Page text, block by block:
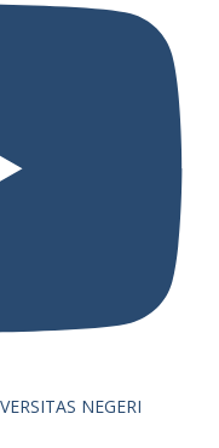
NEGERI